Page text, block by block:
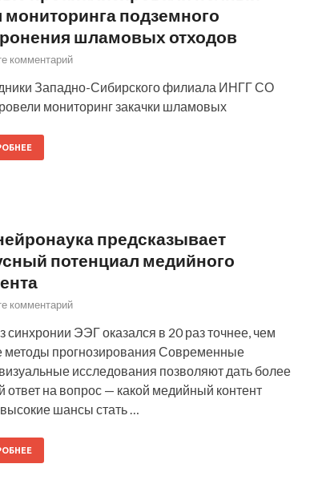
мониторинга подземного
шламовых отходов
комментарий
Западно-Сибирского филиала ИНГГ СО
мониторинг закачки шламовых
предсказывает
потенциал медийного
комментарий
синхронии ЭЭГ оказался в 20 раз точнее, чем
методы прогнозирования Современные
исследования позволяют дать более
ответ на вопрос — какой медийный контент
шансы стать …